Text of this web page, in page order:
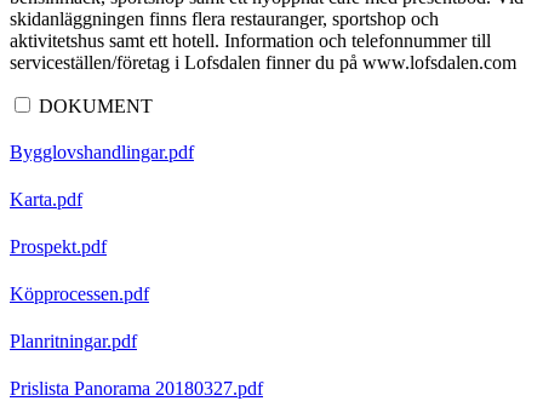
skidanläggningen finns flera restauranger, sportshop och
aktivitetshus samt ett hotell. Information och telefonnummer till
serviceställen/företag i Lofsdalen finner du på www.lofsdalen.com
DOKUMENT
Bygglovshandlingar.pdf
Karta.pdf
Prospekt.pdf
Köpprocessen.pdf
Planritningar.pdf
Prislista Panorama 20180327.pdf